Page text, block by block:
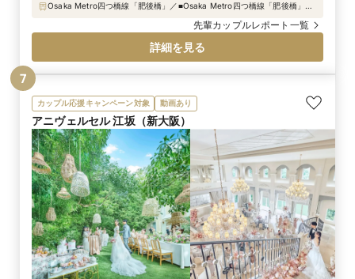
Osaka Metro四つ橋線「肥後橋」／■Osaka Metro四つ橋線「肥後橋」駅
橋」駅から徒歩5分 ■京阪中之島線「渡辺橋」駅から徒歩5分
先輩カップルレポート一覧
詳細を見る
カップル応援キャンペーン対象 動画あり
アニヴェルセル 江坂（新大阪）
7